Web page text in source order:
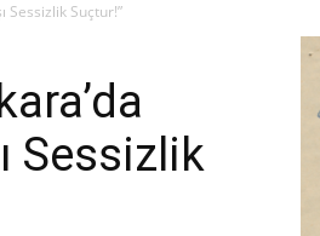
Sessizlik Suçtur!”
Sessizlik